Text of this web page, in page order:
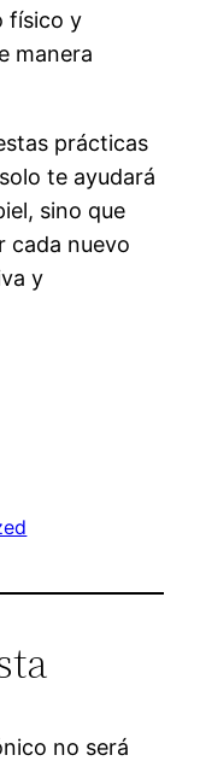
físico y
manera
prácticas
te ayudará
sino que
cada nuevo
y
no será